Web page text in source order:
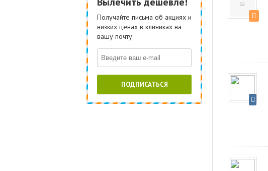
Получайте письма об акциях и
низких ценах в клиниках на
вашу почту:
ПОДПИСАТЬСЯ